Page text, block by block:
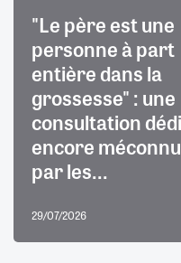
"Le père est une
personne à part
entière dans la
grossesse" : une
consultation
encore
par les...
29/07/2026